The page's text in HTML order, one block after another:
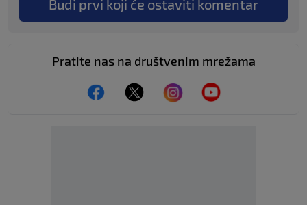
Budi prvi koji će ostaviti komentar
Pratite nas na društvenim mrežama